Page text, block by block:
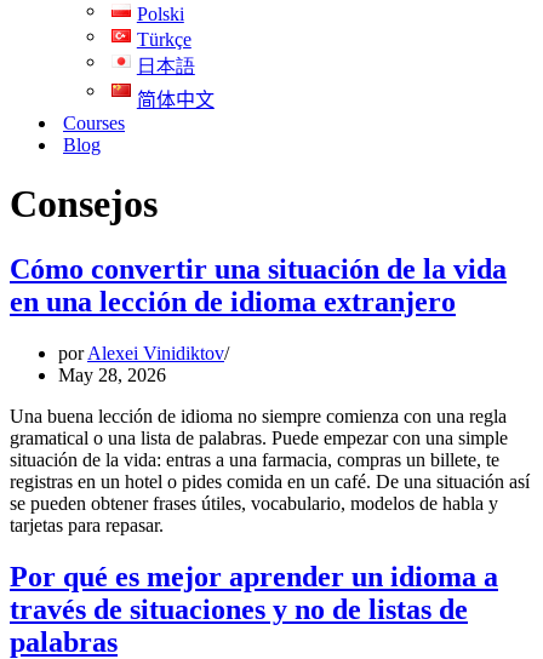
Polski
Türkçe
日本語
简体中文
Courses
Blog
Consejos
Cómo convertir una situación de la vida
en una lección de idioma extranjero
porAlexei Vinidiktov
May 28, 2026
Una buena lección de idioma no siempre comienza con una regla
gramatical o una lista de palabras. Puede empezar con una simple
situación de la vida: entras a una farmacia, compras un billete, te
registras en un hotel o pides comida en un café. De una situación así
se pueden obtener frases útiles, vocabulario, modelos de habla y
tarjetas para repasar.
Por qué es mejor aprender un idioma a
través de situaciones y no de listas de
palabras